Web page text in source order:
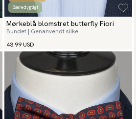
Bæredygtigt
Mørkeblå blomstret butterfly Fiori
Bundet | Genanvendt silke
43.99 USD